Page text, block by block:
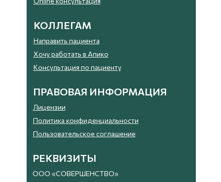
Консультация по пациенту
Хочу работать в Апико
Направить пациента
КОЛЛЕГАМ
ООО «СОВЕРШЕНСТВО»
РЕКВИЗИТЫ
ПРАВОВАЯ ИНФОРМАЦИЯ
Лицензии
Политика конфиденциальности
Пользовательское соглашение